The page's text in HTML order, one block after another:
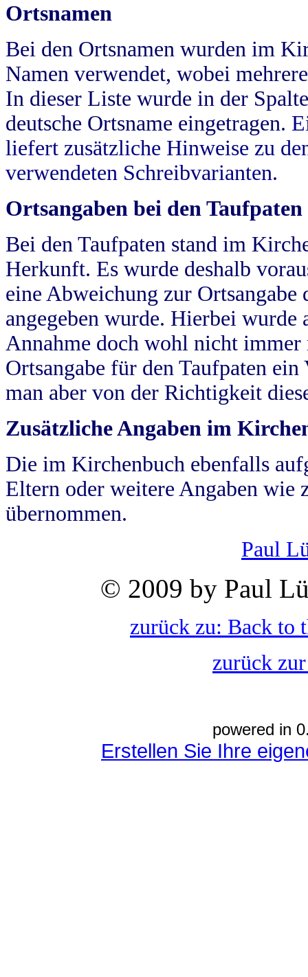
Ortsnamen
Bei den Ortsnamen wurden im
Namen verwendet, wobei
In dieser Liste wurde in der
deutsche Ortsname eingetragen.
liefert zusätzliche Hinweise zu
verwendeten Schreibvarianten.
Ortsangaben bei den Taufpaten
Bei den Taufpaten stand im
Herkunft. Es wurde deshalb
eine Abweichung zur
angegeben wurde. Hierbei wurde
Annahme doch wohl nicht
Ortsangabe für den Taufpaten
man aber von der Richtigkeit
Zusätzliche Angaben im
Die im Kirchenbuch ebenfalls
Eltern oder weitere Angaben wie
übernommen.
Paul
© 2009 by Paul
zurück zu: Back to
zurück
powered in
Erstellen Sie Ihre